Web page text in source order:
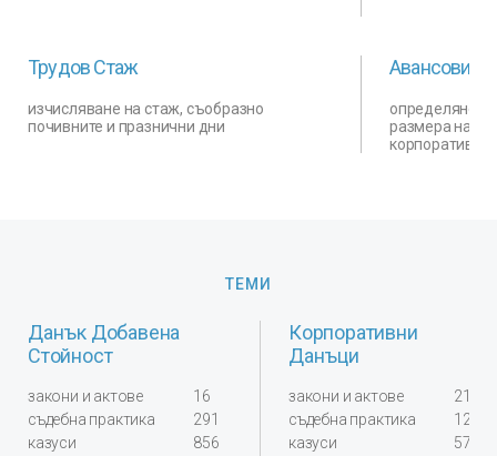
Трудов Стаж
изчисляване на стаж, съобразно
почивните и празнични дни
Авансови
определяне
размера на
корпоративен
ТЕМИ
Данък Добавена
Стойност
закони и актове
16
съдебна практика
291
казуси
856
Корпоративни
Данъци
закони и актове
21
съдебна практика
124
казуси
578